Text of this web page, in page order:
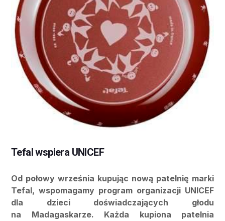
Tefal wspiera UNICEF
Od połowy września kupując nową patelnię marki
Tefal, wspomagamy program organizacji UNICEF
dla dzieci doświadczających głodu
na Madagaskarze. Każda kupiona patelnia